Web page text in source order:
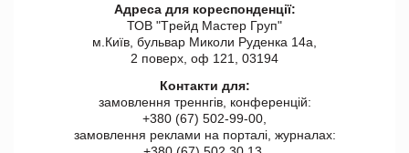
Адреса для кореспонденції:
ТОВ "Tрейд Мастер Груп"
м.Київ, бульвар Миколи Руденка 14а,
2 поверх, оф 121, 03194
Контакти для:
замовлення треннгів, конференцій:
+380 (67) 502-99-00,
замовлення реклами на порталі, журналах: